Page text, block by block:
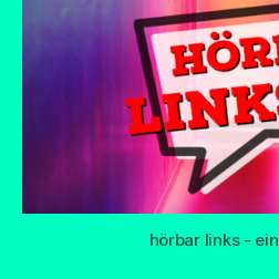
hörbar links -